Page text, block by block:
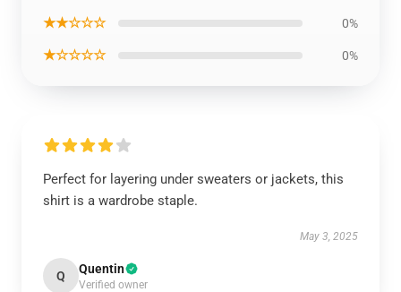
★★☆☆☆ 0%
★☆☆☆☆ 0%
Perfect for layering under sweaters or jackets, this
shirt is a wardrobe staple.
May 3, 2025
Q Quentin
Verified owner